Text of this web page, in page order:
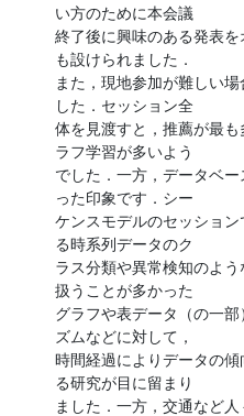
い方のために本会議
終了後に興味のある発表
も設けられました．
また，現地参加が難しい
した．セッション全
体を見渡すと，推薦が最
ラフ学習が多いよう
でした．一方，データベ
った印象です．シー
ケンスモデルのセッショ
る時系列データのク
ラス分類や異常検知のよ
扱うことが多かった
グラフや表データ（の一
ズムなどに対して，
時間経過によりデータの
る研究が目に留まり
ました．一方，交通など